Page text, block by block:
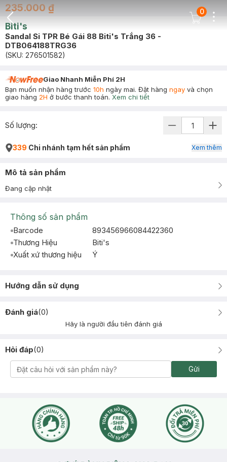
Back Icon
Cart Icon
0
235.000 ₫
Biti's
Sandal Si TPR Bé Gái 88 Biti's Trắng 36 -
DTB064188TRG36
(SKU: 276501582)
Giao Nhanh Miễn Phí 2H
Bạn muốn nhận hàng trước 10h ngày mai. Đặt hàng ngay và chọn
giao hàng 2H ở bước thanh toán. Xem chi tiết
Số lượng:
339 Chi nhánh tạm hết sản phẩm Xem thêm
Mô tả sản phẩm
Đang cập nhật
Thông số sản phẩm
Barcode
893456966084422360
Thương Hiệu
Biti's
Xuất xứ thương hiệu
Ý
Hướng dẫn sử dụng
Đánh giá(0)
Hãy là người đầu tiên đánh giá
Hỏi đáp(0)
Gửi